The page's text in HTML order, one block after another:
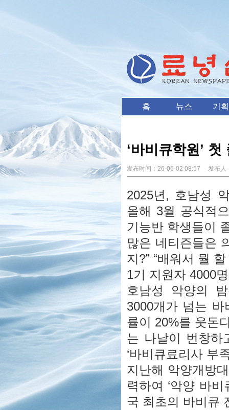
홈 뉴스 기획
‘바비큐학원’
发布时间： 26-06-02 08:57 发布人
2025년, 호남성
올해 3월 공식적
기능반 학생들이
많은 네티즌들은
지?” “배워서 뭘
1기 지원자 4000
호남성 악양의
3000개가 넘는
률이 20%를 웃돈
는 나날이 번창하
‘바비큐료리사 부
지난해 악양개방
력하여 ‘악양 바
국 최초의 바비큐